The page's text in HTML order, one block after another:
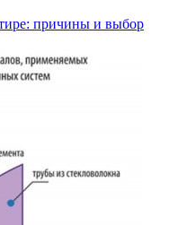
причины и выбор